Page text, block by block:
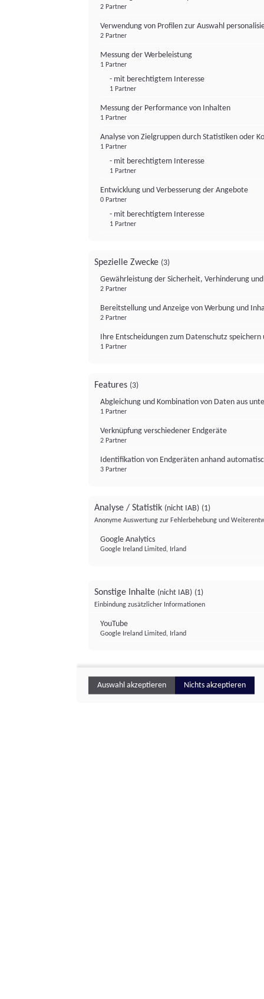
2 Partner
Verwendung von Profilen zur Auswahl
2 Partner
Messung der Werbeleistung
1 Partner
- mit berechtigtem Interesse
1 Partner
Messung der Performance von Inhalten
1 Partner
Analyse von Zielgruppen durch Statistiken oder
1 Partner
- mit berechtigtem Interesse
1 Partner
Entwicklung und Verbesserung der Angebote
0 Partner
- mit berechtigtem Interesse
1 Partner
Spezielle Zwecke (3)
Gewährleistung der Sicherheit, Verhinderung
2 Partner
Bereitstellung und Anzeige von Werbung und
2 Partner
Ihre Entscheidungen zum Datenschutz
1 Partner
Features (3)
Abgleichung und Kombination von Daten aus
1 Partner
Verknüpfung verschiedener Endgeräte
2 Partner
Identifikation von Endgeräten anhand
3 Partner
Analyse / Statistik (nicht IAB) (1)
Anonyme Auswertung zur Fehlerbehebung und
Google Analytics
Google Ireland Limited, Irland
Sonstige Inhalte (nicht IAB) (1)
Einbindung zusätzlicher Informationen
YouTube
Google Ireland Limited, Irland
Auswahl akzeptieren Nichts akzeptieren